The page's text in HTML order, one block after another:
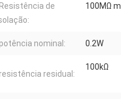
Resistência de
100MΩ
potência nominal: 0.2W
resistência residual:
100kΩ